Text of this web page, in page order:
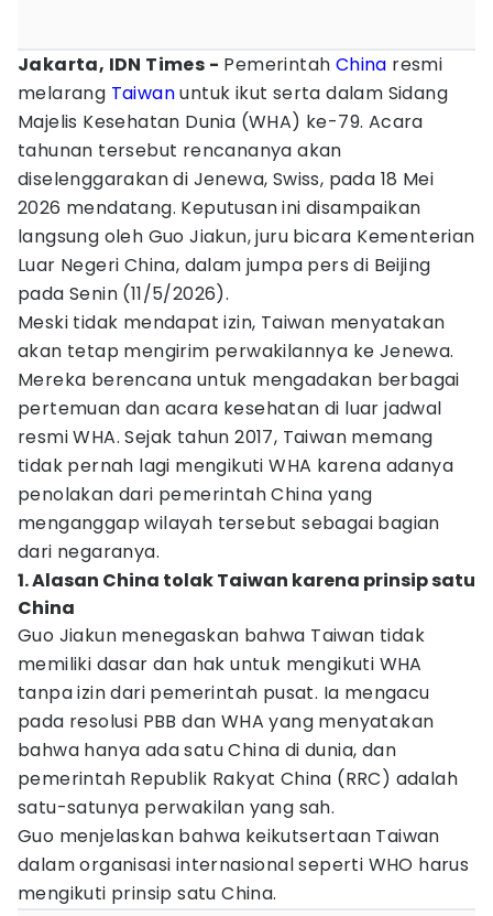
Jakarta, IDN Times - Pemerintah China resmi
melarang Taiwanuntuk ikut serta dalam Sidang
Majelis Kesehatan Dunia (WHA) ke-79. Acara
tahunan tersebut rencananya akan
diselenggarakan di Jenewa, Swiss, pada 18 Mei
2026 mendatang. Keputusan ini disampaikan
langsung oleh Guo Jiakun, juru bicara Kementerian
Luar Negeri China, dalam jumpa pers di Beijing
pada Senin (11/5/2026).
Meski tidak mendapat izin, Taiwan menyatakan
akan tetap mengirim perwakilannya ke Jenewa.
Mereka berencana untuk mengadakan berbagai
pertemuan dan acara kesehatan di luar jadwal
resmi WHA. Sejak tahun 2017, Taiwan memang
tidak pernah lagi mengikuti WHA karena adanya
penolakan dari pemerintah China yang
menganggap wilayah tersebut sebagai bagian
dari negaranya.
1. Alasan China tolak Taiwan karena prinsip satu
China
Guo Jiakun menegaskan bahwa Taiwan tidak
memiliki dasar dan hak untuk mengikuti WHA
tanpa izin dari pemerintah pusat. Ia mengacu
pada resolusi PBB dan WHA yang menyatakan
bahwa hanya ada satu China di dunia, dan
pemerintah Republik Rakyat China (RRC) adalah
satu-satunya perwakilan yang sah.
Guo menjelaskan bahwa keikutsertaan Taiwan
dalam organisasi internasional seperti WHO harus
mengikuti prinsip satu China.